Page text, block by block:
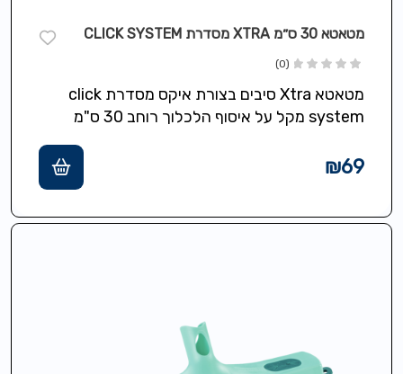
מטאטא 30 ס״מ XTRA מסדרת CLICK SYSTEM
(0)
מטאטא Xtra סיבים בצורת איקס מסדרת click
system מקל על איסוף הלכלוך רוחב 30 ס"מ
₪69